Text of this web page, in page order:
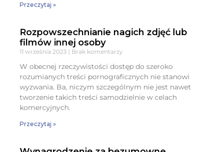
Przeczytaj »
Rozpowszechnianie nagich zdjęć lub
filmów innej osoby
11 września 2023 Brak komentarzy
W obecnej rzeczywistości dostęp do szeroko
rozumianych treści pornograficznych nie stanowi
wyzwania. Ba, niczym szczególnym nie jest nawet
tworzenie takich treści samodzielnie w celach
komercyjnych.
Przeczytaj »